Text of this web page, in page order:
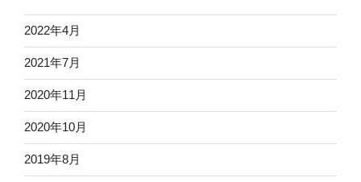
2022年4月
2021年7月
2020年11月
2020年10月
2019年8月